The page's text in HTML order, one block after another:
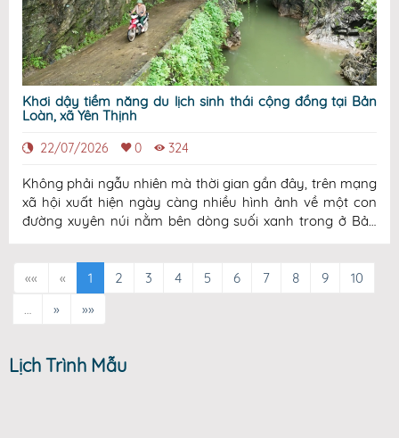
Khơi dậy tiềm năng du lịch sinh thái cộng đồng tại Bản
Loàn, xã Yên Thịnh
22/07/2026 0 324
Không phải ngẫu nhiên mà thời gian gần đây, trên mạng
xã hội xuất hiện ngày càng nhiều hình ảnh về một con
đường xuyên núi nằm bên dòng suối xanh trong ở Bản
cũng đủ khiến nhiều người tò mò bởi vẻ đẹp vừa hoang
sơ, vừa rất khác so với những đi
«« « 1 2 3 4 5 6 7 8 9
10
…
» »»
Lịch Trình Mẫu